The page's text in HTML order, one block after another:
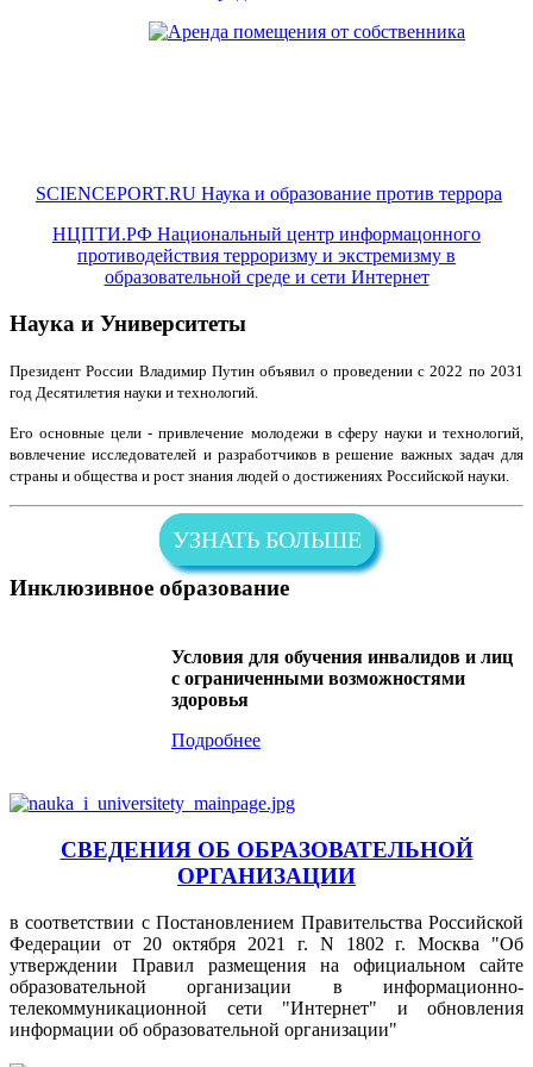
SCIENCEPORT.RU Наука и образование против террора
НЦПТИ.РФ Национальный центр информацонного
противодействия терроризму и экстремизму в
образовательной среде и сети Интернет
Наука и Университеты
Президент России Владимир Путин объявил о проведении с 2022 по 2031
год Десятилетия науки и технологий.
Его основные цели - привлечение молодежи в сферу науки и технологий,
вовлечение исследователей и разработчиков в решение важных задач для
страны и общества и рост знания людей о достижениях Российской науки.
УЗНАТЬ БОЛЬШЕ
Инклюзивное образование
Условия для обучения инвалидов и лиц
с ограниченными возможностями
здоровья
Подробнее
СВЕДЕНИЯ ОБ ОБРАЗОВАТЕЛЬНОЙ
ОРГАНИЗАЦИИ
в соответствии с Постановлением Правительства Российской
Федерации от 20 октября 2021 г. N 1802 г. Москва "Об
утверждении Правил размещения на официальном сайте
образовательной организации в информационно-
телекоммуникационной сети "Интернет" и обновления
информации об образовательной организации"